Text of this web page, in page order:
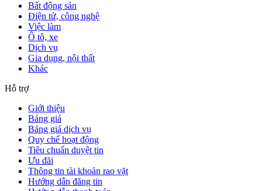
Bất động sản
Điện tử, công nghệ
Việc làm
Ô tô, xe
Dịch vụ
Gia dụng, nội thất
Khác
Hỗ trợ
Giới thiệu
Bảng giá
Bảng giá dịch vụ
Quy chế hoạt động
Tiêu chuẩn duyệt tin
Ưu đãi
Thông tin tài khoản rao vặt
Hướng dẫn đăng tin